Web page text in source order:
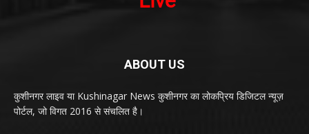
ABOUT US
कुशीनगर लाइव या Kushinagar News कुशीनगर का लोकप्रिय डिजिटल न्यूज़
पोर्टल, जो विगत 2016 से संचलित है।